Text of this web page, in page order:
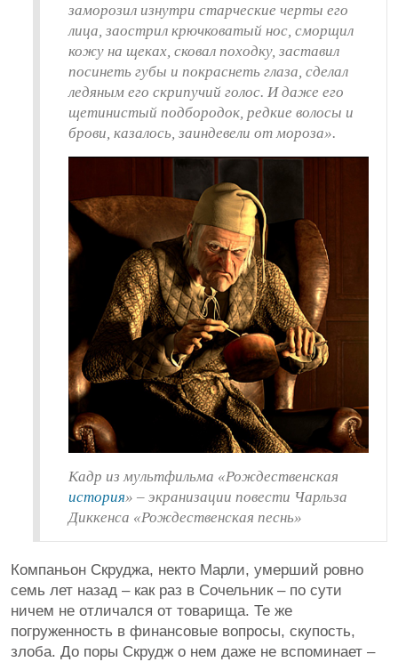
заморозил изнутри старческие черты его
лица, заострил крючковатый нос, сморщил
кожу на щеках, сковал походку, заставил
посинеть губы и покраснеть глаза, сделал
ледяным его скрипучий голос. И даже его
щетинистый подбородок, редкие волосы и
брови, казалось, заиндевели от мороза».
Кадр из мультфильма «Рождественская
история» – экранизации повести Чарльза
Диккенса «Рождественская песнь»
Компаньон Скруджа, некто Марли, умерший ровно
семь лет назад – как раз в Сочельник – по сути
ничем не отличался от товарища. Те же
погруженность в финансовые вопросы, скупость,
злоба. До поры Скрудж о нем даже не вспоминает –